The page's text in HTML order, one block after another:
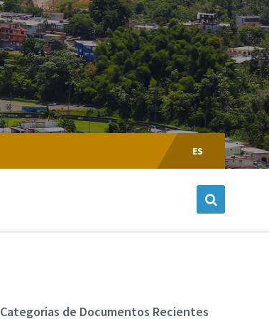
Escoger
Lenguaje:
ES
Categorias de Documentos Recientes